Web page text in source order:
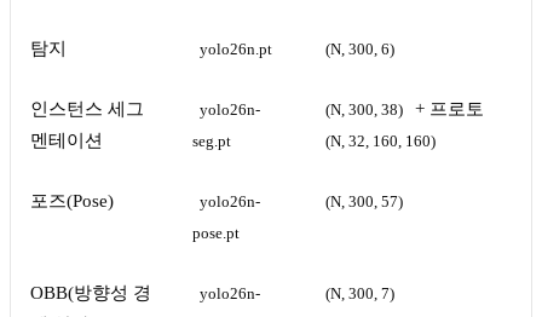
탐지 yolo26n.pt (N, 300, 6)
인스턴스 세그
멘테이션
yolo26n-
seg.pt
(N, 300, 38) + 프로토
(N, 32, 160, 160)
포즈(Pose)
yolo26n-
pose.pt
(N, 300, 57)
OBB(방향성 경
yolo26n-
(N, 300, 7)